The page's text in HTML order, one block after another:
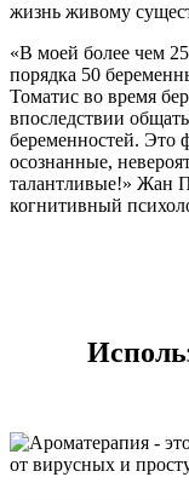
жизнь живому
«В моей более чем
порядка 50
Томатис во время
впоследствии
беременностей. Это
осознанные,
талантливые!» Жан
когнитивный